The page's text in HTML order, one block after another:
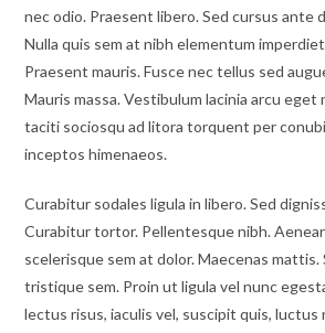
nec odio. Praesent libero. Sed cursus ante
Nulla quis sem at nibh elementum
Praesent mauris. Fusce nec tellus sed
Mauris massa. Vestibulum lacinia arcu eget
taciti sociosqu ad litora torquent per
inceptos himenaeos.
Curabitur sodales ligula in libero. Sed
Curabitur tortor. Pellentesque nibh.
scelerisque sem at dolor. Maecenas mattis.
tristique sem. Proin ut ligula vel nunc
lectus risus, iaculis vel, suscipit quis, luctus